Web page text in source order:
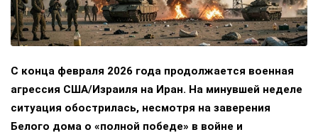
С конца февраля 2026 года продолжается военная
агрессия США/Израиля на Иран. На минувшей неделе
ситуация обострилась, несмотря на заверения
Белого дома о «полной победе» в войне и